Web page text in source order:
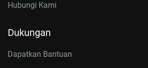
Hubungi Kami
Dukungan
Dapatkan Bantuan